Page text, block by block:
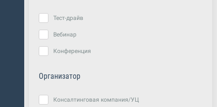
Тест-драйв
Вебинар
Конференция
Организатор
Консалтинговая компания/УЦ